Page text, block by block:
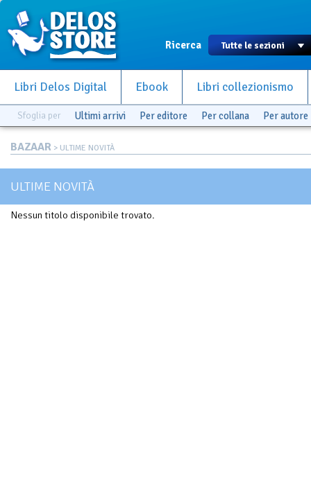
Ricerca
Libri Delos Digital Ebook Libri collezionismo
Sfoglia per Ultimi arrivi Per editore Per collana Per autore
BAZAAR > ULTIME NOVITÀ
ULTIME NOVITÀ
Nessun titolo disponibile trovato.